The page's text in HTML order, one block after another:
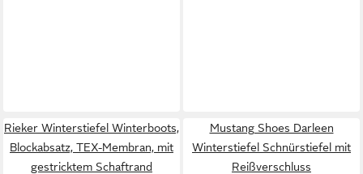
Rieker Winterstiefel Winterboots,
Blockabsatz, TEX-Membran, mit
gestricktem Schaftrand
Mustang Shoes Darleen
Winterstiefel Schnürstiefel mit
Reißverschluss